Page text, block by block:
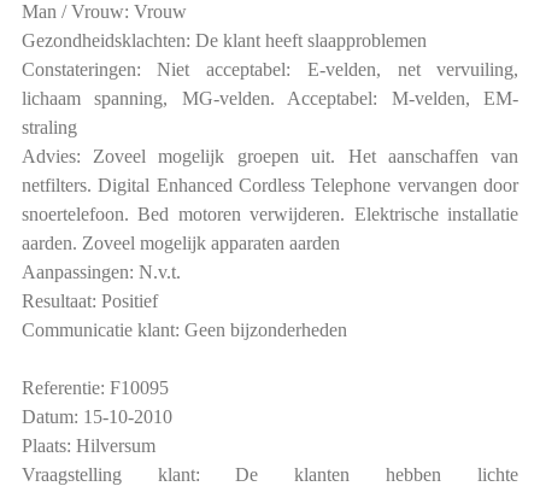
Man / Vrouw: Vrouw
Gezondheidsklachten: De klant heeft slaapproblemen
Constateringen: Niet acceptabel: E-velden, net vervuiling,
lichaam spanning, MG-velden. Acceptabel: M-velden, EM-
straling
Advies: Zoveel mogelijk groepen uit. Het aanschaffen van
netfilters. Digital Enhanced Cordless Telephone vervangen door
snoertelefoon. Bed motoren verwijderen. Elektrische installatie
aarden. Zoveel mogelijk apparaten aarden
Aanpassingen: N.v.t.
Resultaat: Positief
Communicatie klant: Geen bijzonderheden
Referentie: F10095
Datum: 15-10-2010
Plaats: Hilversum
Vraagstelling klant: De klanten hebben lichte